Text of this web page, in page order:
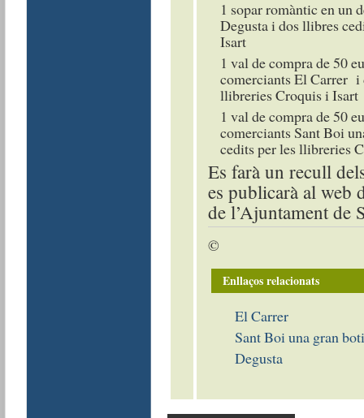
1 sopar romàntic en un
Degusta i dos llibres
Isart
1 val de compra de 50
comerciants El Carrer i
llibreries Croquis i Isart
1 val de compra de 50
comerciants Sant Boi
cedits per les llibreries
Es farà un recull
es publicarà al web
de l’Ajuntament de
©
Enllaços relacionats
El Carrer
Sant Boi una gran
Degusta